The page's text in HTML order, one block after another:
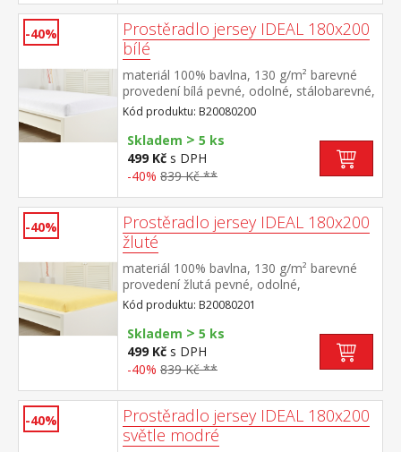
-40%
Prostěradlo jersey IDEAL 180x200
bílé
materiál 100% bavlna, 130 g/m² barevné
provedení bílá pevné, odolné, stálobarevné,
obšito gumou pro matrace do výšky 25
cm pratelné do 60 °C
Kód produktu: B20080200
Skladem > 5 ks
499 Kč s DPH
-40% 839 Kč **
-40%
Prostěradlo jersey IDEAL 180x200
žluté
materiál 100% bavlna, 130 g/m² barevné
provedení žlutá pevné, odolné,
stálobarevné, obšito gumou pro matrace
do výšky 25 cm pratelné do 60 °C
Kód produktu: B20080201
Skladem > 5 ks
499 Kč s DPH
-40% 839 Kč **
-40%
Prostěradlo jersey IDEAL 180x200
světle modré